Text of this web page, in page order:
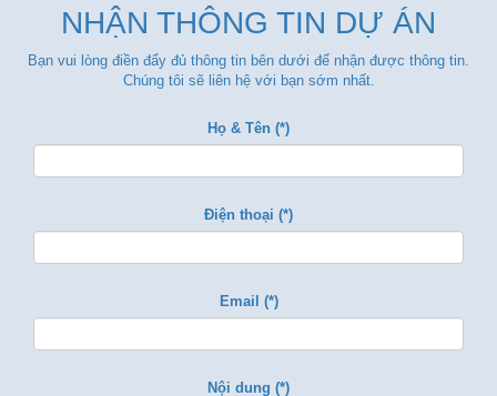
NHẬN THÔNG TIN DỰ ÁN
Bạn vui lòng điền đẩy đủ thông tin bên dưới để nhận được thông tin.
Chúng tôi sẽ liên hệ với bạn sớm nhất.
Họ & Tên (*)
Điện thoại (*)
Email (*)
Nội dung (*)